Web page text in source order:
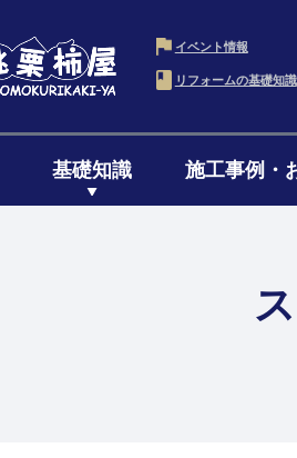
イベント情報
リフォームの基礎知識
基礎知識 施工事例・